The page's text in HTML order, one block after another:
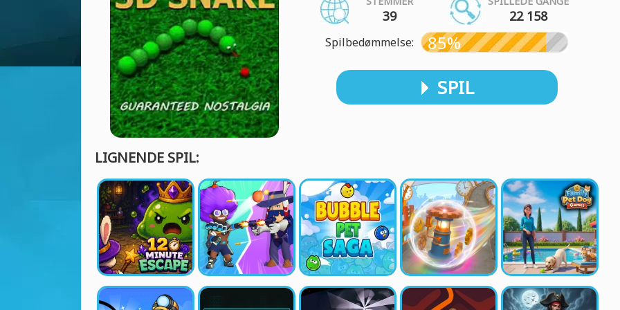
39 22 158
Spilbedømmelse: 85%
SPIL
LIGNENDE SPIL: